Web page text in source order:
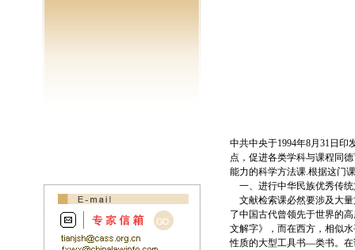
中共中央于1994年8月31日
点，促进各类学科与课程同
能力的科学方法课.根据这门
一、进行中华民族优秀传统
文献检索课必然要涉及大量
了中国古代曾领先于世界的
文解字》，而在西方，相似
性质的大型工具书—类书。在